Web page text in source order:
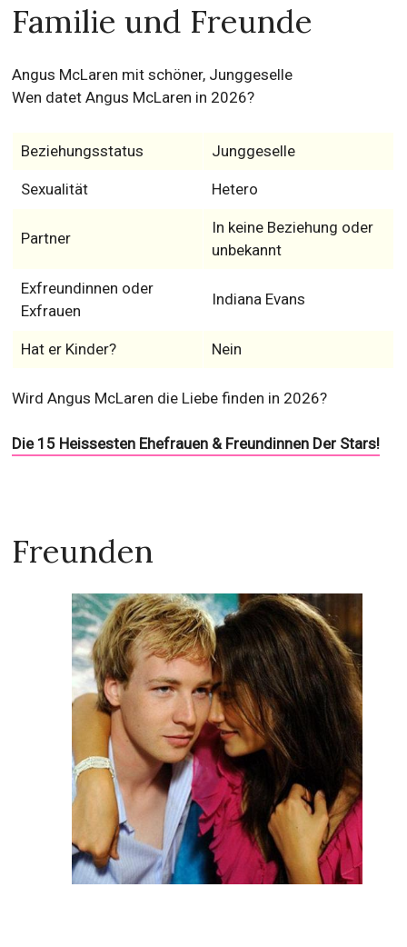
Familie und Freunde
Angus McLaren mit schöner, Junggeselle
Wen datet Angus McLaren in 2026?
Beziehungsstatus Junggeselle
Sexualität Hetero
Partner
In keine Beziehung oder
unbekannt
Exfreundinnen oder
Exfrauen
Indiana Evans
Hat er Kinder? Nein
Wird Angus McLaren die Liebe finden in 2026?
Die 15 Heissesten Ehefrauen & Freundinnen Der Stars!
Freunden